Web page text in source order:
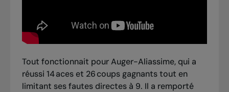
Tout fonctionnait pour Auger-Aliassime, qui a
réussi 14 aces et 26 coups gagnants tout en
limitant ses fautes directes à 9. Il a remporté